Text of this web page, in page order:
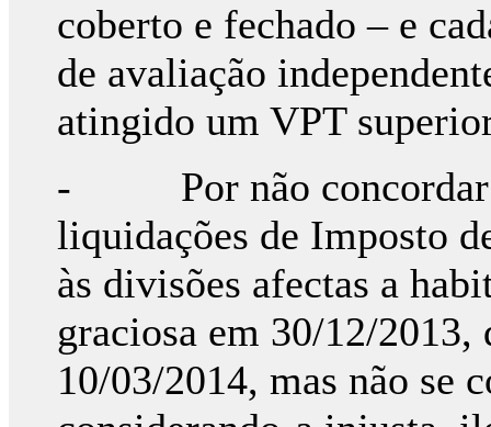
coberto e fechado – e
de avaliação
atingido um VPT
- Por não concordar
liquidações de Imposto
às divisões afectas a
graciosa em 30/12/
10/03/2014, mas não se